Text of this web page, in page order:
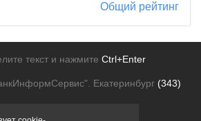
Общий рейтинг
текст и нажмите Ctrl+Enter
Екатеринбург (343)